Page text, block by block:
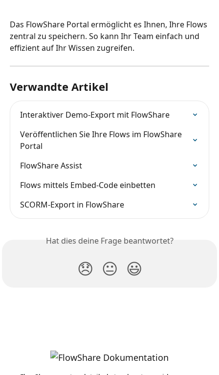
Das FlowShare Portal ermöglicht es Ihnen, Ihre Flows
zentral zu speichern. So kann Ihr Team einfach und
effizient auf Ihr Wissen zugreifen.
Verwandte Artikel
Interaktiver Demo-Export mit FlowShare
Veröffentlichen Sie Ihre Flows im FlowShare
Portal
FlowShare Assist
Flows mittels Embed-Code einbetten
SCORM-Export in FlowShare
Hat dies deine Frage beantwortet?
😞 😐 😃